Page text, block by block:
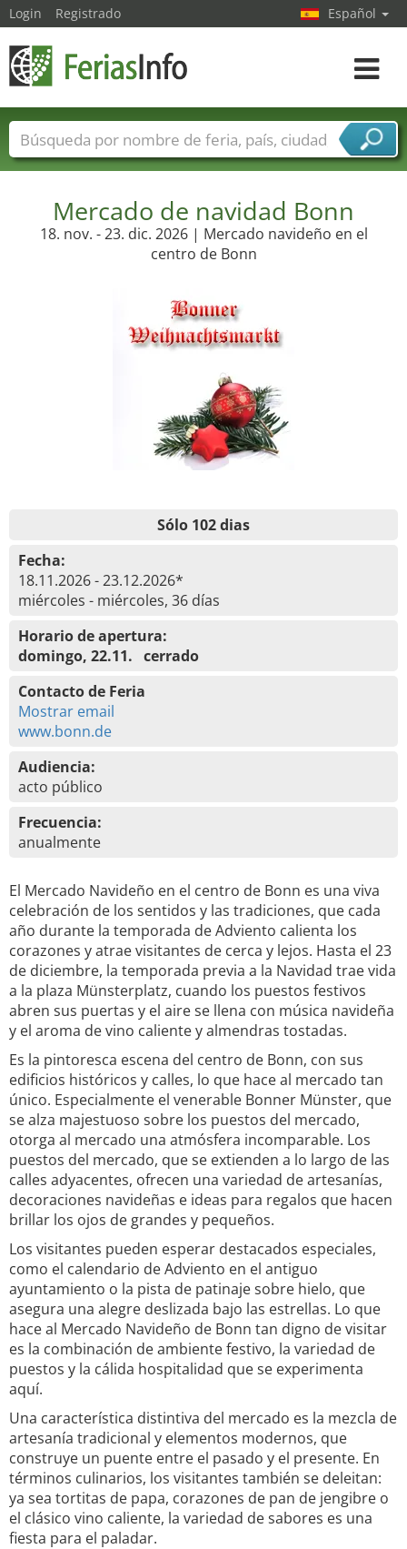
Mercado de navidad Bonn
18. nov. - 23. dic. 2026 | Mercado navideño en el
centro de Bonn
Sólo 102 dias
Fecha:
18.11.2026 - 23.12.2026*
miércoles - miércoles, 36 días
Horario de apertura:
domingo, 22.11. cerrado
Contacto de Feria
Mostrar email
www.bonn.de
Audiencia:
acto público
Frecuencia:
anualmente
El Mercado Navideño en el centro de Bonn es una viva
celebración de los sentidos y las tradiciones, que cada
año durante la temporada de Adviento calienta los
corazones y atrae visitantes de cerca y lejos. Hasta el 23
de diciembre, la temporada previa a la Navidad trae vida
a la plaza Münsterplatz, cuando los puestos festivos
abren sus puertas y el aire se llena con música navideña
y el aroma de vino caliente y almendras tostadas.
Es la pintoresca escena del centro de Bonn, con sus
edificios históricos y calles, lo que hace al mercado tan
único. Especialmente el venerable Bonner Münster, que
se alza majestuoso sobre los puestos del mercado,
otorga al mercado una atmósfera incomparable. Los
puestos del mercado, que se extienden a lo largo de las
calles adyacentes, ofrecen una variedad de artesanías,
decoraciones navideñas e ideas para regalos que hacen
brillar los ojos de grandes y pequeños.
Los visitantes pueden esperar destacados especiales,
como el calendario de Adviento en el antiguo
ayuntamiento o la pista de patinaje sobre hielo, que
asegura una alegre deslizada bajo las estrellas. Lo que
hace al Mercado Navideño de Bonn tan digno de visitar
es la combinación de ambiente festivo, la variedad de
puestos y la cálida hospitalidad que se experimenta
aquí.
Una característica distintiva del mercado es la mezcla de
artesanía tradicional y elementos modernos, que
construye un puente entre el pasado y el presente. En
términos culinarios, los visitantes también se deleitan:
ya sea tortitas de papa, corazones de pan de jengibre o
el clásico vino caliente, la variedad de sabores es una
fiesta para el paladar.
Login Registrado Español
toggle
Nombres de ferias Países
Ciudades
Sectores de proveedor de servicios